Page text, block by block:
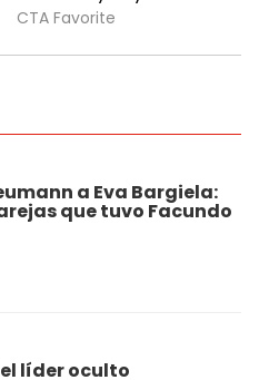
a Eva Bargiela:
que tuvo Facundo
líder oculto